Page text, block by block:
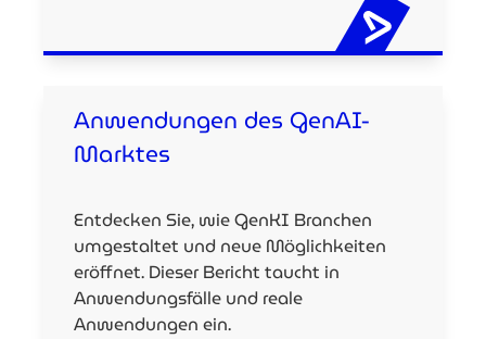
Anwendungen des GenAI-
Marktes
Entdecken Sie, wie GenKI Branchen
umgestaltet und neue Möglichkeiten
eröffnet. Dieser Bericht taucht in
Anwendungsfälle und reale
Anwendungen ein.